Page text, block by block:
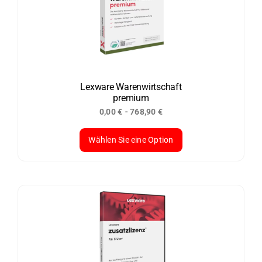
Optionen
können
der
Produktseite
gewählt
werden
Lexware Warenwirtschaft
premium
0,00€ -768,90 €
Wählen Sie eine Option
weist
mehrere
Varianten